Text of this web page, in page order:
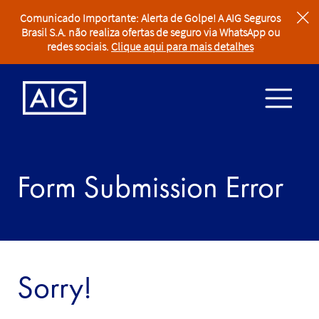
clear
Comunicado Importante: Alerta de Golpe! A AIG Seguros
Brasil S.A. não realiza ofertas de seguro via WhatsApp ou
redes sociais. Clique aqui para mais detalhes
Form Submission Error
Sorry!